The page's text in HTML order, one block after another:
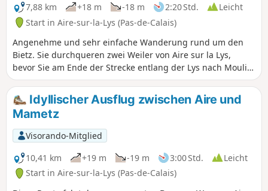
7,88 km
+18 m -18 m 2:20 Std.
Leicht
Start in Aire-sur-la-Lys (Pas-de-Calais)
Angenehme und sehr einfache Wanderung rund um den
Bietz. Sie durchqueren zwei Weiler von Aire sur la Lys,
bevor Sie am Ende der Strecke entlang der Lys nach Moulin
le Comte zurückkehren.
Idyllischer Ausflug zwischen Aire und
Mametz
Visorando-Mitglied
10,41 km
+19 m -19 m 3:00 Std.
Leicht
Start in Aire-sur-la-Lys (Pas-de-Calais)